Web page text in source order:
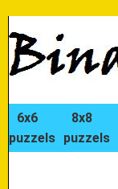
6x6
puzzels
8x8
puzzels